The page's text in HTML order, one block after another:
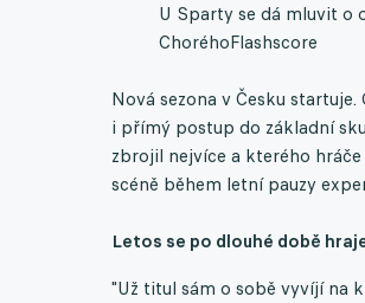
U Sparty se dá mluvit o
ChoréhoFlashscore
Nová sezona v Česku
i přímý postup do základní
zbrojil nejvíce a kterého
scéně během letní pauzy
Letos se po dlouhé době
"Už titul sám o sobě vyvíjí na